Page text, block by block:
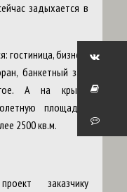
задыхается в
бизнес-
банкетный зал,
А на крыше
площадку.
2500 кв.м.
заказчику